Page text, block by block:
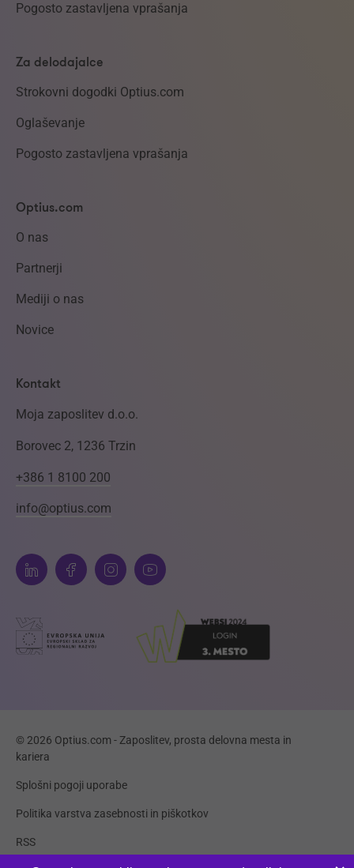
Pogosto zastavljena vprašanja
Za delodajalce
Strokovni dogodki Optius.com
Oglaševanje
Pogosto zastavljena vprašanja
Optius.com
O nas
Partnerji
Mediji o nas
Novice
Kontakt
Moja zaposlitev d.o.o.
Borovec 2, 1236 Trzin
+386 1 8100 200
info@optius.com
© 2026 Optius.com - Zaposlitev, prosta delovna mesta in
kariera
Splošni pogoji uporabe
Politika varstva zasebnosti in piškotkov
RSS